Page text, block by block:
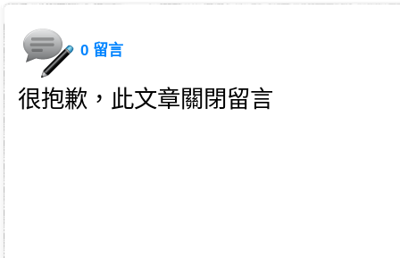
0 留言
很抱歉，此文章關閉留言